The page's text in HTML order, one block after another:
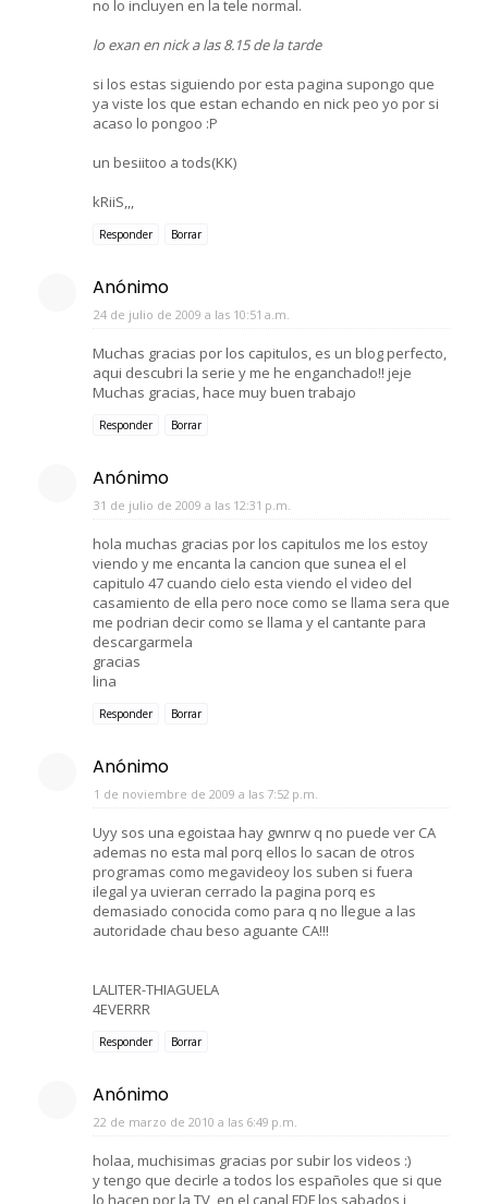
no lo incluyen en la tele normal.
lo exan en nick a las 8.15 de la tarde
si los estas siguiendo por esta pagina supongo que
ya viste los que estan echando en nick peo yo por si
acaso lo pongoo :P
un besiitoo a tods(KK)
kRiiS,,,
Responder Borrar
Anónimo
24 de julio de 2009 a las 10:51 a.m.
Muchas gracias por los capitulos, es un blog perfecto,
aqui descubri la serie y me he enganchado!! jeje
Muchas gracias, hace muy buen trabajo
Responder Borrar
Anónimo
31 de julio de 2009 a las 12:31 p.m.
hola muchas gracias por los capitulos me los estoy
viendo y me encanta la cancion que sunea el el
capitulo 47 cuando cielo esta viendo el video del
casamiento de ella pero noce como se llama sera que
me podrian decir como se llama y el cantante para
descargarmela
gracias
lina
Responder Borrar
Anónimo
1 de noviembre de 2009 a las 7:52 p.m.
Uyy sos una egoistaa hay gwnrw q no puede ver CA
ademas no esta mal porq ellos lo sacan de otros
programas como megavideoy los suben si fuera
ilegal ya uvieran cerrado la pagina porq es
demasiado conocida como para q no llegue a las
autoridade chau beso aguante CA!!!
LALITER-THIAGUELA
4EVERRR
Responder Borrar
Anónimo
22 de marzo de 2010 a las 6:49 p.m.
holaa, muchisimas gracias por subir los videos :)
y tengo que decirle a todos los españoles que si que
lo hacen por la TV, en el canal FDF los sabados i